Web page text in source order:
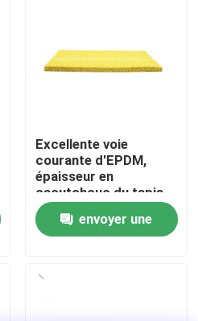
Excellente voie
courante d'EPDM,
épaisseur en
caoutchouc du tapis
15mm d'EPDM
envoyer une